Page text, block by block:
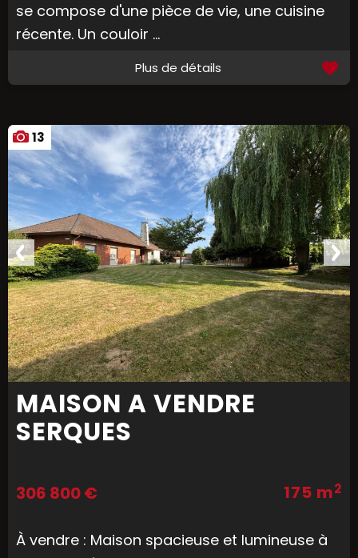
se compose d'une pièce de vie, une cuisine
récente. Un couloir ...
Plus de détails
13
MAISON A VENDRE
SERQUES
175 m2
306 800 €
À vendre : Maison spacieuse et lumineuse à